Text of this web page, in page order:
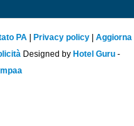
PA | Privacy policy| Aggiorna
Designed by Hotel Guru -